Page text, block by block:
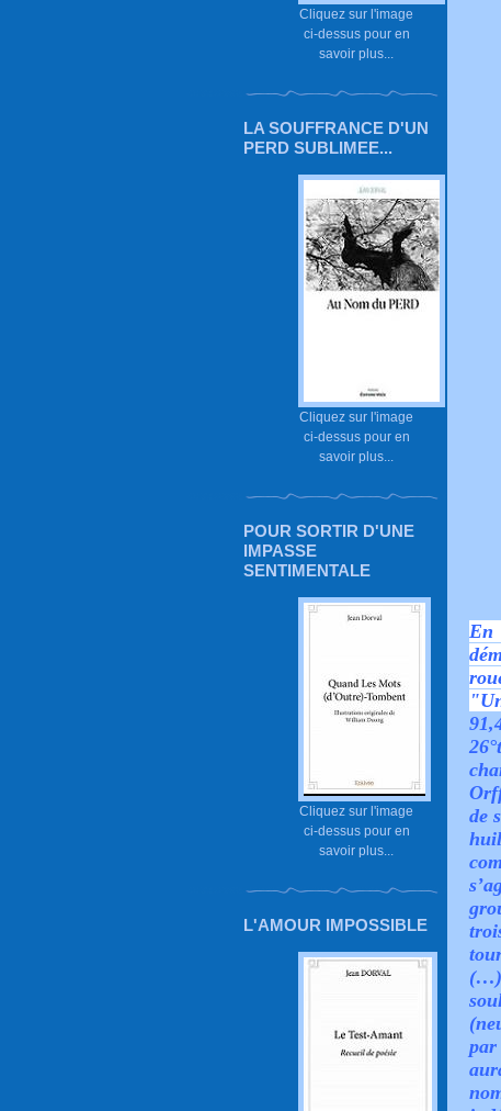
Cliquez sur l'image
ci-dessus pour en
savoir plus...
LA SOUFFRANCE D'UN
PERD SUBLIMEE...
Cliquez sur l'image
ci-dessus pour en
savoir plus...
POUR SORTIR D'UNE
IMPASSE
SENTIMENTALE
Cliquez sur l'image
ci-dessus pour en
savoir plus...
L'AMOUR IMPOSSIBLE
En
de
(…)